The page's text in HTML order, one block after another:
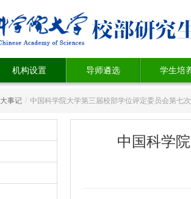
机构设置 导师遴选 学生培
大事记 / 中国科学院大学第三届校部学位评定委员会第七
中国科学